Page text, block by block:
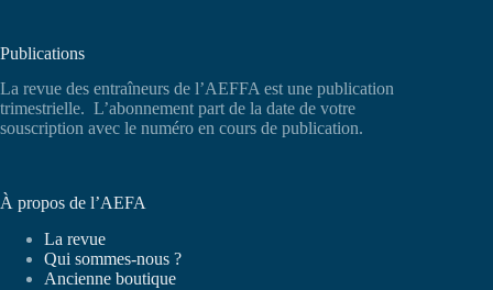
Publications
La revue des entraîneurs de l’AEFFA est une publication
trimestrielle. L’abonnement part de la date de votre
souscription avec le numéro en cours de publication.
À propos de l’AEFA
La revue
Qui sommes-nous ?
Ancienne boutique